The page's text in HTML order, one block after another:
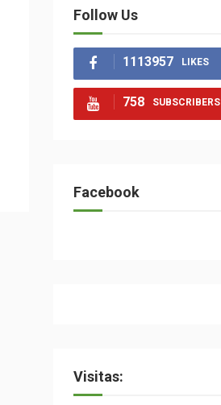
Follow Us
1113957 LIKES
758 SUBSCRIBERS
Facebook
Visitas: